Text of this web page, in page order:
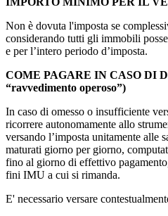
Non è dovuta l'imposta se
considerando tutti gli immobili
e per l’intero periodo d’imposta.
COME PAGARE IN CASO DI
“ravvedimento operoso”)
In caso di omesso o insufficiente
ricorrere autonomamente allo
versando l’imposta unitamente alle
maturati giorno per giorno,
fino al giorno di effettivo
fini IMU a cui si rimanda.
E' necessario versare